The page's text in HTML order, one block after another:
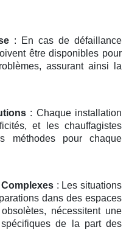
: En cas de défaillance
être disponibles pour
assurant ainsi la
: Chaque installation
et les chauffagistes
méthodes pour chaque
: Les situations
dans des espaces
nécessitent une
de la part des